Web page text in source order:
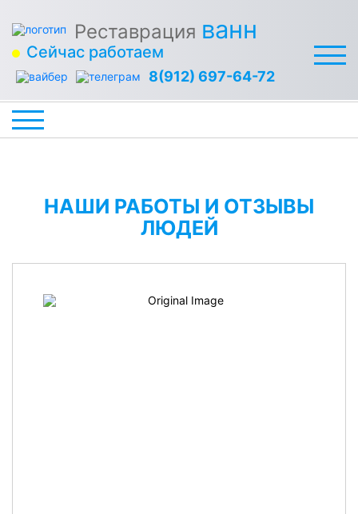
Реставрация ванн
Сейчас работаем
8(912) 697-64-72
НАШИ РАБОТЫ И ОТЗЫВЫ
ЛЮДЕЙ